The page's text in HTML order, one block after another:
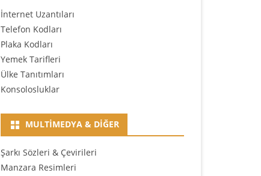
İnternet Uzantıları
Telefon Kodları
Plaka Kodları
Yemek Tarifleri
Ülke Tanıtımları
Konsolosluklar
MULTIMEDYA & DIĞER
Şarkı Sözleri & Çevirileri
Manzara Resimleri